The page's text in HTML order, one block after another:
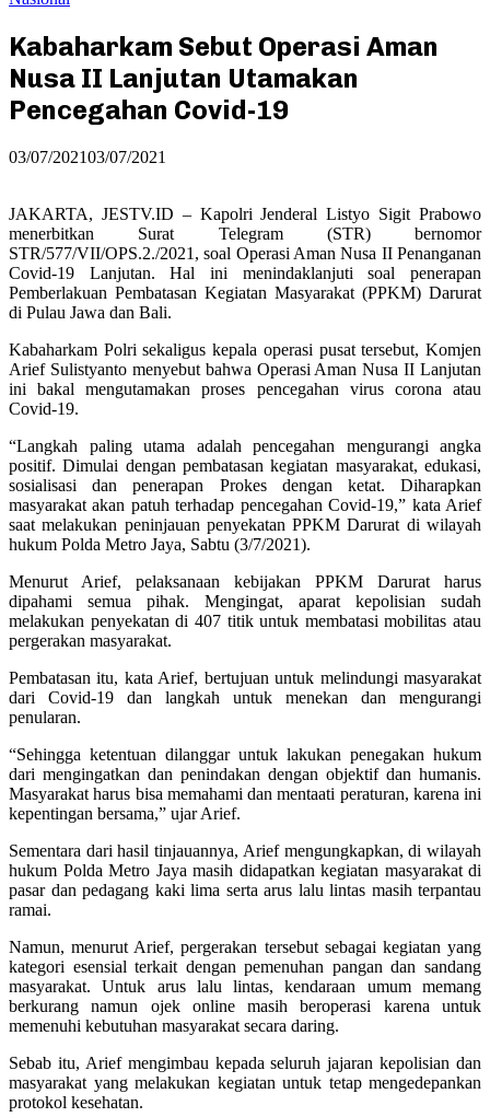
Kabaharkam Sebut Operasi Aman
Nusa II Lanjutan Utamakan
Pencegahan Covid-19
03/07/202103/07/2021
JAKARTA, JESTV.ID – Kapolri Jenderal Listyo Sigit Prabowo
menerbitkan Surat Telegram (STR) bernomor
STR/577/VII/OPS.2./2021, soal Operasi Aman Nusa II Penanganan
Covid-19 Lanjutan. Hal ini menindaklanjuti soal penerapan
Pemberlakuan Pembatasan Kegiatan Masyarakat (PPKM) Darurat
di Pulau Jawa dan Bali.
Kabaharkam Polri sekaligus kepala operasi pusat tersebut, Komjen
Arief Sulistyanto menyebut bahwa Operasi Aman Nusa II Lanjutan
ini bakal mengutamakan proses pencegahan virus corona atau
Covid-19.
“Langkah paling utama adalah pencegahan mengurangi angka
positif. Dimulai dengan pembatasan kegiatan masyarakat, edukasi,
sosialisasi dan penerapan Prokes dengan ketat. Diharapkan
masyarakat akan patuh terhadap pencegahan Covid-19,” kata Arief
saat melakukan peninjauan penyekatan PPKM Darurat di wilayah
hukum Polda Metro Jaya, Sabtu (3/7/2021).
Menurut Arief, pelaksanaan kebijakan PPKM Darurat harus
dipahami semua pihak. Mengingat, aparat kepolisian sudah
melakukan penyekatan di 407 titik untuk membatasi mobilitas atau
pergerakan masyarakat.
Pembatasan itu, kata Arief, bertujuan untuk melindungi masyarakat
dari Covid-19 dan langkah untuk menekan dan mengurangi
penularan.
“Sehingga ketentuan dilanggar untuk lakukan penegakan hukum
dari mengingatkan dan penindakan dengan objektif dan humanis.
Masyarakat harus bisa memahami dan mentaati peraturan, karena ini
kepentingan bersama,” ujar Arief.
Sementara dari hasil tinjauannya, Arief mengungkapkan, di wilayah
hukum Polda Metro Jaya masih didapatkan kegiatan masyarakat di
pasar dan pedagang kaki lima serta arus lalu lintas masih terpantau
ramai.
Namun, menurut Arief, pergerakan tersebut sebagai kegiatan yang
kategori esensial terkait dengan pemenuhan pangan dan sandang
masyarakat. Untuk arus lalu lintas, kendaraan umum memang
berkurang namun ojek online masih beroperasi karena untuk
memenuhi kebutuhan masyarakat secara daring.
Sebab itu, Arief mengimbau kepada seluruh jajaran kepolisian dan
masyarakat yang melakukan kegiatan untuk tetap mengedepankan
protokol kesehatan.